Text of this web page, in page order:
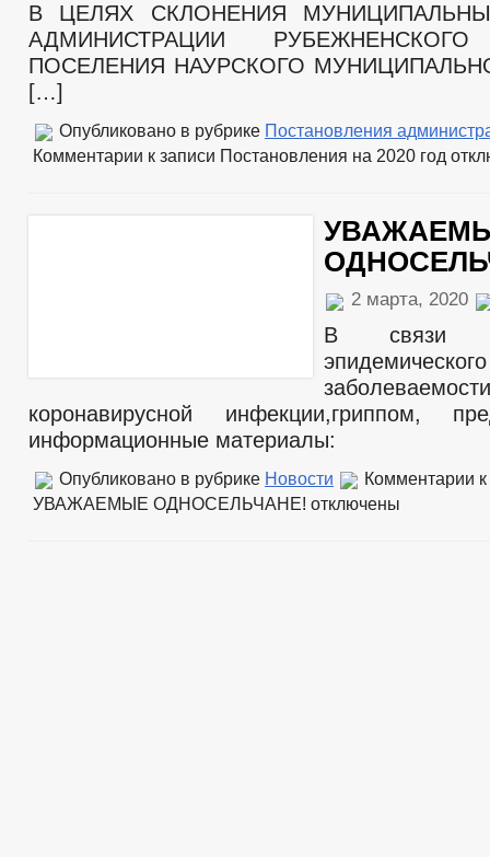
В ЦЕЛЯХ СКЛОНЕНИЯ
АДМИНИСТРАЦИИ
ПОСЕЛЕНИЯ НАУРСКОГО
[…]
Опубликовано в рубрике Постановления
Комментарии к записи Постановления на 2020 год
2 марта, 2020
В связи
коронавирусной инфекции,гриппом,
информационные материалы:
Опубликовано в рубрике Новости Комментарии
УВАЖАЕМЫЕ ОДНОСЕЛЬЧАНЕ! отключены